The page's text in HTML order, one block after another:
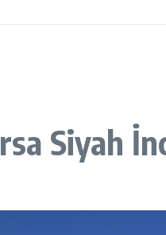
Siyah